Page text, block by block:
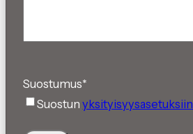
Suostumus*
Suostunyksityisyysasetuksiin